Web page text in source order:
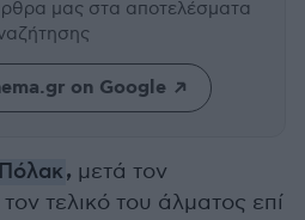
μας στα αποτελέσματα
on Google
, μετά τον
τελικό του άλματος επί